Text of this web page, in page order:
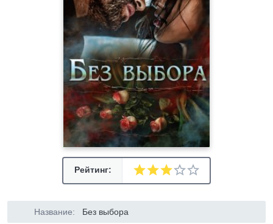
Рейтинг:
Название: Без выбора